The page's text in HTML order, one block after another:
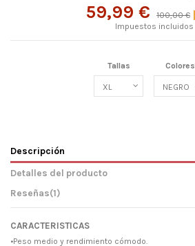
59,99 € 100,00 €
Impuestos incluidos
Tallas Colores
Descripción
Detalles del producto
Reseñas(1)
CARACTERISTICAS
•Peso medio y rendimiento cómodo.